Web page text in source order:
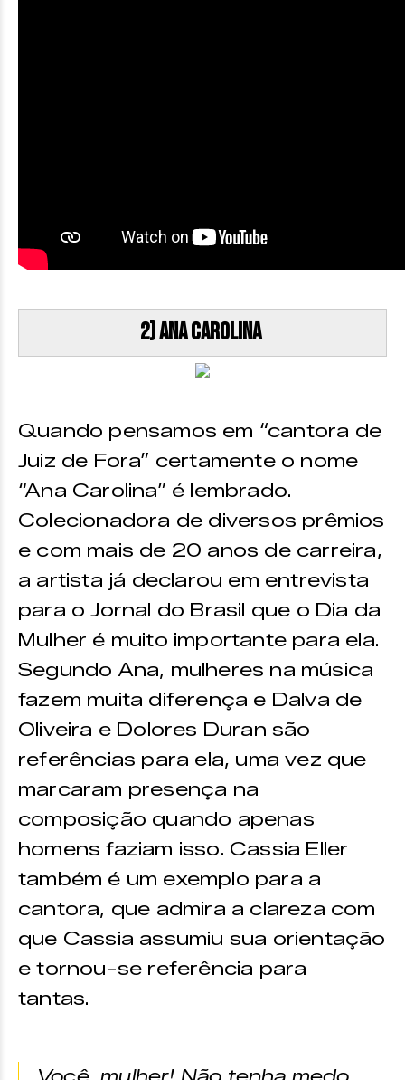
2) Ana Carolina
Quando pensamos em “cantora de
Juiz de Fora” certamente o nome
“Ana Carolina” é lembrado.
Colecionadora de diversos prêmios
e com mais de 20 anos de carreira,
a artista já declarou em entrevista
para o Jornal do Brasil que o Dia da
Mulher é muito importante para ela.
Segundo Ana, mulheres na música
fazem muita diferença e Dalva de
Oliveira e Dolores Duran são
referências para ela, uma vez que
marcaram presença na
composição quando apenas
homens faziam isso. Cassia Eller
também é um exemplo para a
cantora, que admira a clareza com
que Cassia assumiu sua orientação
e tornou-se referência para
tantas.